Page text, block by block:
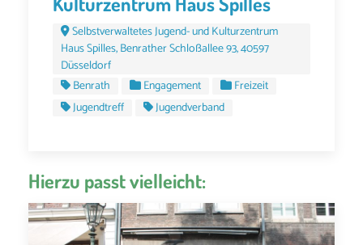
Selbstverwaltetes Jugend- und Kulturzentrum
Haus Spilles, Benrather Schloßallee 93, 40597
Düsseldorf
Benrath
Engagement
Freizeit
Jugendtreff
Jugendverband
Hierzu passt vielleicht: